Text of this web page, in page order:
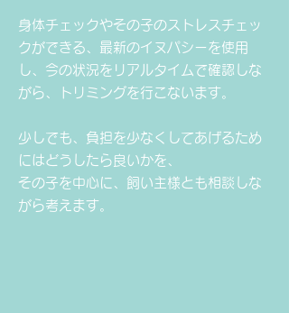
身体チェックやその子のストレスチェッ
クができる、最新のイヌパシーを使用
し、今の状況をリアルタイムで確認しな
がら、​トリミングを行こないます。
少しでも、負担を少なくしてあげるため
にはどうしたら良いかを、
​その子を中心に、飼い主様とも相談しな
がら考えます。